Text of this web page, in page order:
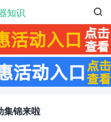
知识 
集锦来啦